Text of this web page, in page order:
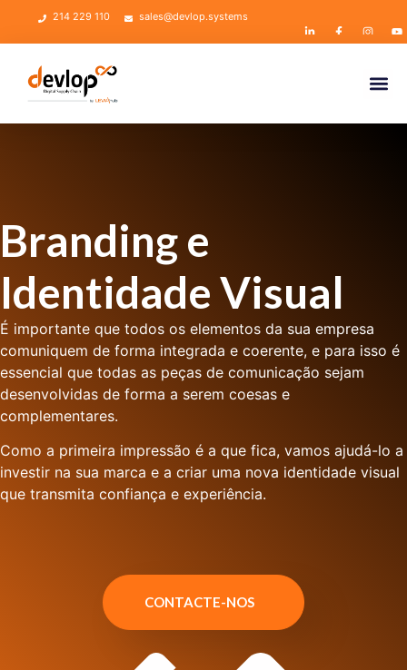
214 229 110 sales@devlop.systems
Branding e
Identidade Visual
É importante que todos os elementos da sua empresa
comuniquem de forma integrada e coerente, e para isso é
essencial que todas as peças de comunicação sejam
desenvolvidas de forma a serem coesas e
complementares.
Como a primeira impressão é a que fica, vamos ajudá-lo a
investir na sua marca e a criar uma nova identidade visual
que transmita confiança e experiência.
CONTACTE-NOS